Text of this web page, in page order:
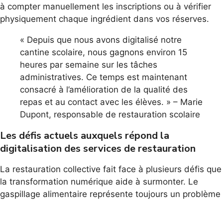
à compter manuellement les inscriptions ou à vérifier
physiquement chaque ingrédient dans vos réserves.
« Depuis que nous avons digitalisé notre
cantine scolaire, nous gagnons environ 15
heures par semaine sur les tâches
administratives. Ce temps est maintenant
consacré à l’amélioration de la qualité des
repas et au contact avec les élèves. » – Marie
Dupont, responsable de restauration scolaire
Les défis actuels auxquels répond la
digitalisation des services de restauration
La restauration collective fait face à plusieurs défis que
la transformation numérique aide à surmonter. Le
gaspillage alimentaire représente toujours un problème